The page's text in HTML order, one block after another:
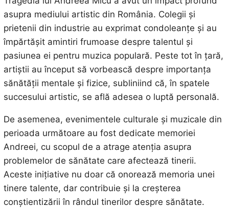
asupra mediului artistic din România. Colegii și
prietenii din industrie au exprimat condoleanțe și au
împărtășit amintiri frumoase despre talentul și
pasiunea ei pentru muzica populară. Peste tot în țară,
artiștii au început să vorbească despre importanța
sănătății mentale și fizice, subliniind că, în spatele
succesului artistic, se află adesea o luptă personală.
De asemenea, evenimentele culturale și muzicale din
perioada următoare au fost dedicate memoriei
Andreei, cu scopul de a atrage atenția asupra
problemelor de sănătate care afectează tinerii.
Aceste inițiative nu doar că onorează memoria unei
tinere talente, dar contribuie și la creșterea
conștientizării în rândul tinerilor despre sănătate.